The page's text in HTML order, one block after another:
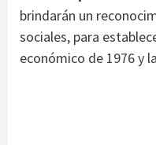
brindarán un
sociales, para
económico de 1976 y